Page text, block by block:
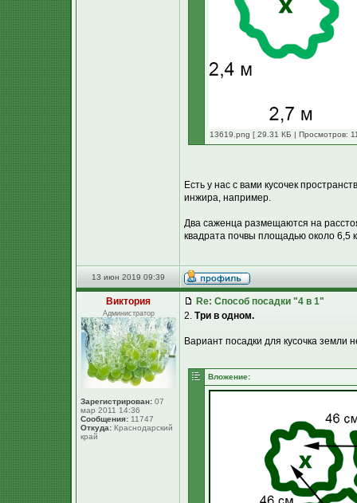
13619.png [ 29.31 КБ | Просмотров:
Есть у нас с вами кусочек
инжира, например.
Два саженца размещаются на
квадрата почвы площадью около 6,5
13 июн 2019 09:39
Виктория
Администратор
Зарегистрирован: 07
мар 2011 14:36
Сообщения: 11747
Откуда: Краснодарский
край
Re: Способ посадки "4 в 1"
2. Три в одном.
Вариант посадки для кусочка земли
Вложение: